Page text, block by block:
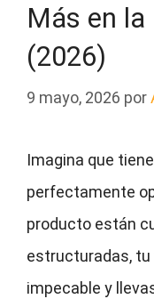
Más en la
(2026)
9 mayo, 2026 por
Imagina que
perfectamente
producto están
estructuradas, tu
impecable y